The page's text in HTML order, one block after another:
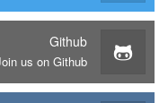
Github
us on Github